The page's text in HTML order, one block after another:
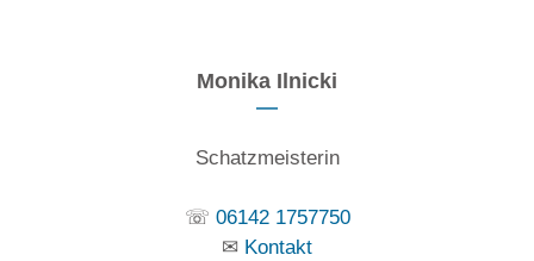
Monika Ilnicki
Schatzmeisterin
☏ 06142 1757750
✉ Kontakt